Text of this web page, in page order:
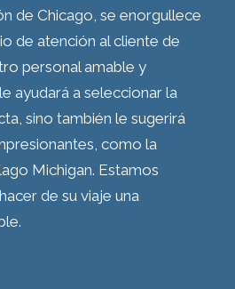
de Chicago, se enorgullece
de atención al cliente de
personal amable y
ayudará a seleccionar la
sino también le sugerirá
como la
Michigan. Estamos
de su viaje una